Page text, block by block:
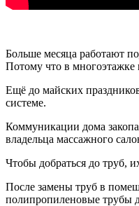
Больше месяца работают
Потому что в многоэтажке
Ещё до майских
системе.
Коммуникации дома
владельца массажного
Чтобы добраться до труб,
После замены труб в
полипропиленовые трубы